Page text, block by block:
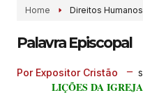
Home Direitos Humanos
Palavra Episcopal
Por Expositor Cristão
LIÇÕES DA